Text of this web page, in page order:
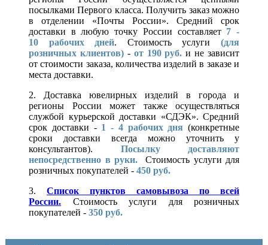
посылками Первого класса. Получить заказ можно
в отделении «Почты России». Средний срок
доставки в любую точку России составляет 7 -
10 рабочих дней. Стоимость услуги(для
розничных клиентов)- от 190 руб. и не зависит
от стоимости заказа, количества изделий в заказе и
места доставки.
2. Доставка ювелирных изделий в города и
регионы России может также осуществляться
службой курьерской доставки «СДЭК». Средний
срок доставки - 1 - 4 рабочих дня (конкретные
сроки доставки всегда можно уточнить у
консультантов). Посылку доставляют
непосредственно в руки.
Стоимость услуги для
розничных покупателей - 450 руб.
3. Список пунктов самовывоза по всей
России.
Стоимость услуги для розничных
покупателей - 350 руб.